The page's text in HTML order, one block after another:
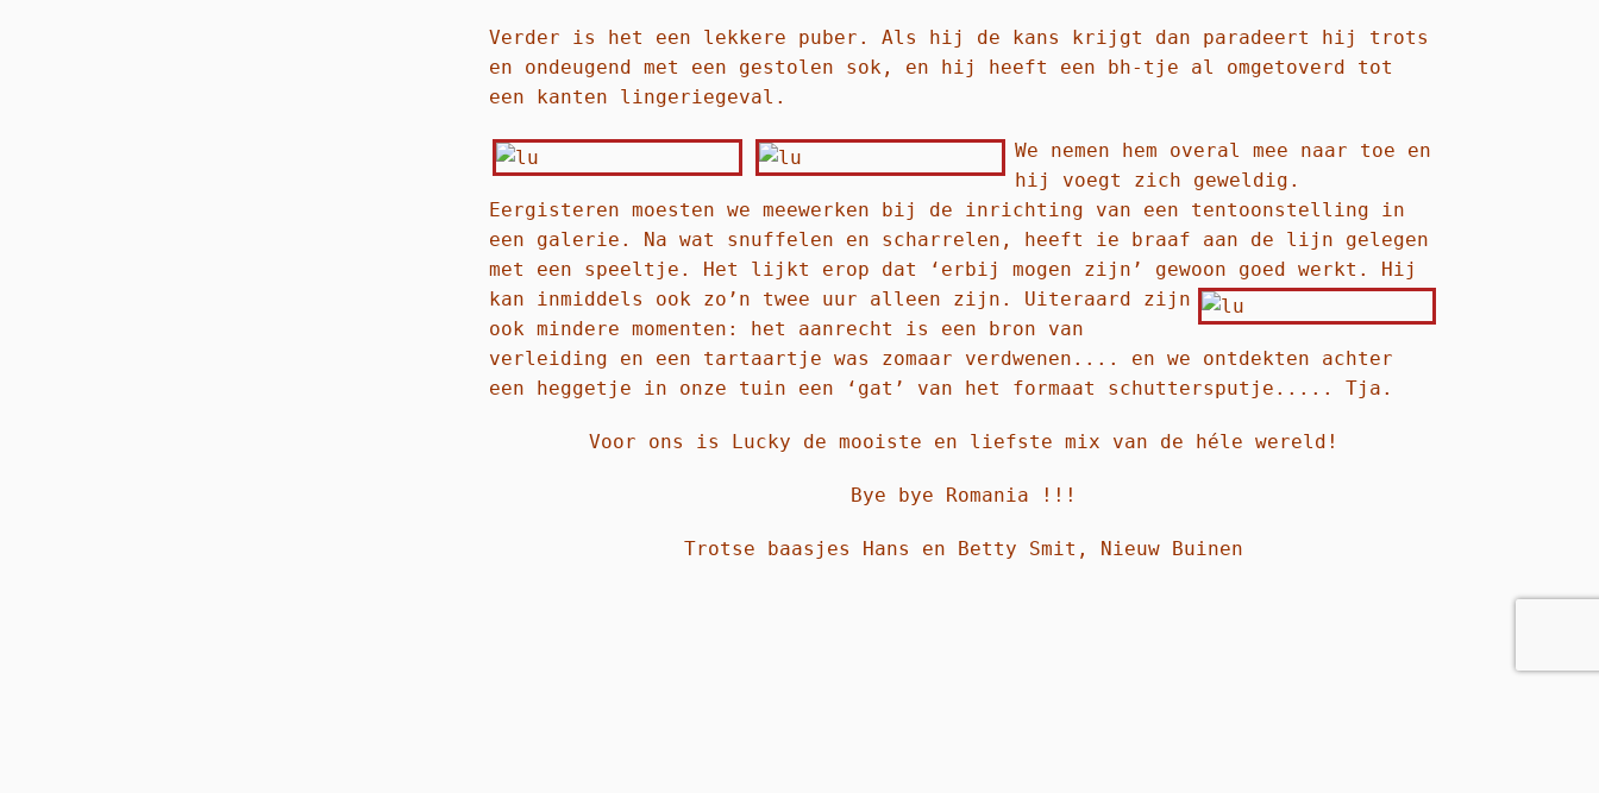
Verder is het een lekkere puber. Als hij de kans krijgt dan paradeert hij trots
en ondeugend met een gestolen sok, en hij heeft een bh-tje al omgetoverd tot
een kanten lingeriegeval.
We nemen hem overal mee naar toe en
hij voegt zich geweldig.
Eergisteren moesten we meewerken bij de inrichting van een tentoonstelling in
een galerie. Na wat snuffelen en scharrelen, heeft ie braaf aan de lijn gelegen
met een speeltje. Het lijkt erop dat ‘erbij mogen zijn’ gewoon goed werkt. Hij
kan inmiddels ook zo’n twee uur alleen zijn. Uiteraard zijn
ook mindere momenten: het aanrecht is een bron van
verleiding en een tartaartje was zomaar verdwenen.... en we ontdekten achter
een heggetje in onze tuin een ‘gat’ van het formaat schuttersputje..... Tja.
Voor ons is Lucky de mooiste en liefste mix van de héle wereld!
Bye bye Romania !!!
Trotse baasjes Hans en Betty Smit, Nieuw Buinen